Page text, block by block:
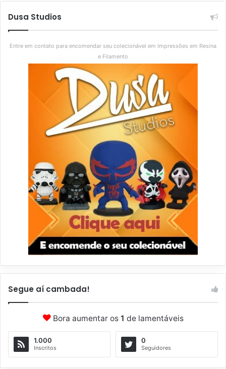
Dusa Studios
Entre em contato para encomendar seu colecionável em Impressões em Resina
e Filamento
Segue aí cambada!
Bora aumentar os 1 de lamentáveis
1.000
Inscritos
0
Seguidores